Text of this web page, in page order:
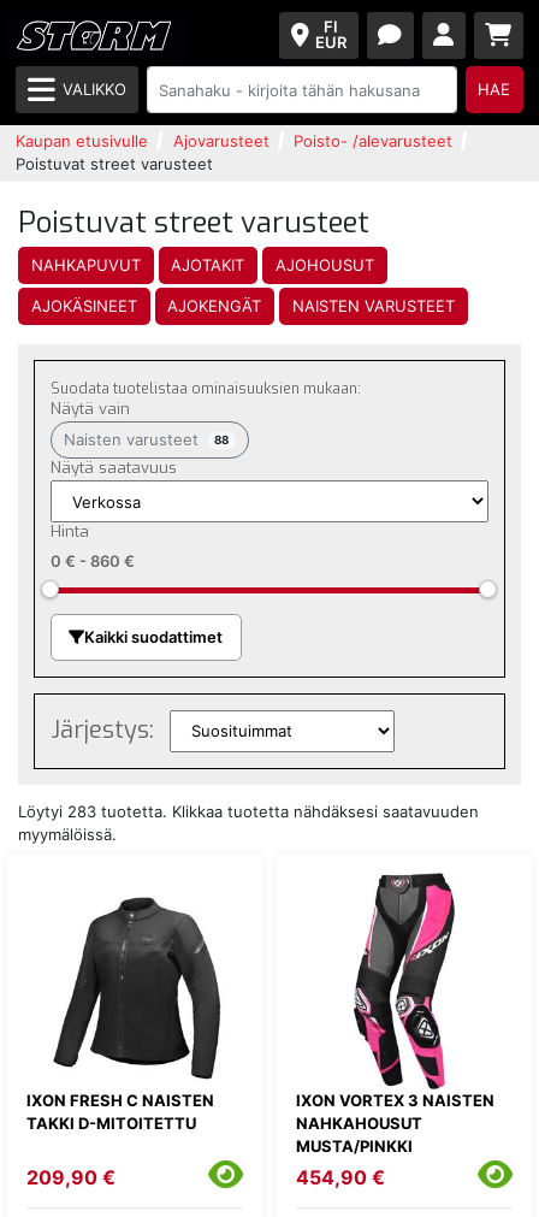
FI
EUR
VALIKKO HAE
Kaupan etusivulle Ajovarusteet
Poisto- /alevarusteet
Poistuvat street varusteet
Poistuvat street varusteet
NAHKAPUVUT AJOTAKIT AJOHOUSUT
AJOKÄSINEET AJOKENGÄT NAISTEN VARUSTEET
Suodata tuotelistaa ominaisuuksien mukaan:
Näytä vain
Naisten varusteet 88
Näytä saatavuus
Hinta
0 € - 860 €
Kaikki suodattimet
Järjestys:
Löytyi 283 tuotetta. Klikkaa tuotetta nähdäksesi saatavuuden
myymälöissä.
IXON FRESH C NAISTEN
TAKKI D-MITOITETTU
209,90 €
IXON VORTEX 3 NAISTEN
NAHKAHOUSUT
MUSTA/PINKKI
454,90 €